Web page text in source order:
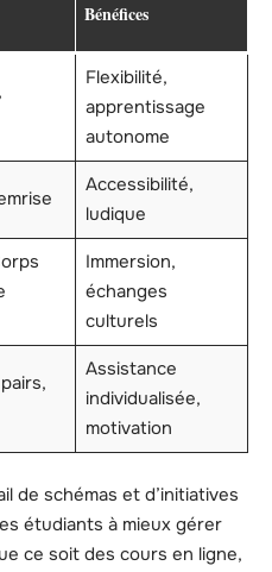
Bénéfices
Flexibilité,
apprentissage
autonome
Accessibilité,
ludique
Immersion,
échanges
culturels
Assistance
individualisée,
motivation
de schémas et d’initiatives
étudiants à mieux gérer
ce soit des cours en ligne,